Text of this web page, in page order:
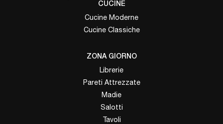
CUCINE
Cucine Moderne
Cucine Classiche
ZONA GIORNO
Librerie
Pareti Attrezzate
Madie
Salotti
Tavoli